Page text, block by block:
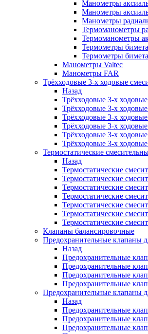
Манометры
Манометры
Манометры
Термоманометры
Термоманометры
Термометры
Термометры
Манометры Valtec
Манометры FAR
Трёхходовые 3-х ходовые
Назад
Трёхходовые 3-х
Трёхходовые 3-х
Трёхходовые 3-х
Трёхходовые 3-х
Трёхходовые 3-х
Трёхходовые 3-х
Термостатические
Назад
Термостатические
Термостатические
Термостатические
Термостатические
Термостатические
Термостатические
Термостатические
Клапаны балансировочные
Предохранительные клапаны
Назад
Предохранительные
Предохранительные
Предохранительные
Предохранительные
Предохранительные клапаны
Назад
Предохранительные
Предохранительные
Предохранительные